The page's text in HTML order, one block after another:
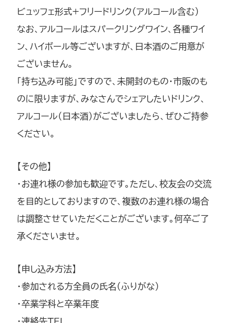
ビュッフェ形式+フリードリンク（アルコール含む）
なお、アルコールはスパークリングワイン、各種ワイ
ン、ハイボール等ございますが、日本酒のご用意が
ございません。
「持ち込み可能」ですので、未開封のもの・市販のも
のに限りますが、みなさんでシェアしたいドリンク、
アルコール（日本酒）がございましたら、ぜひご持参
ください。
【その他】
・お連れ様の参加も歓迎です。ただし、校友会の交流
を目的としておりますので、複数のお連れ様の場合
は調整させていただくことがございます。何卒ご了
承くださいませ。
【申し込み方法】
・参加される方全員の氏名（ふりがな）
・卒業学科と卒業年度